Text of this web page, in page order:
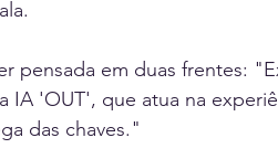
pensada em duas frentes:
IA 'OUT', que atua na
das chaves."